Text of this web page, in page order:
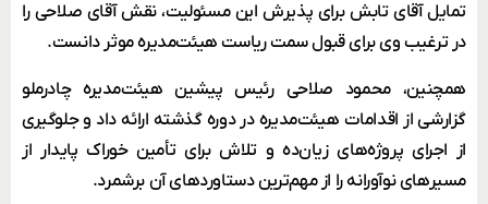
تمایل آقای تابش برای پذیرش این مسئولیت، نقش آقای صلاحی را
در ترغیب وی برای قبول سمت ریاست هیئت‌مدیره موثر دانست.
همچنین، محمود صلاحی رئیس پیشین هیئت‌مدیره چادرملو
گزارشی از اقدامات هیئت‌مدیره در دوره گذشته ارائه داد و جلوگیری
از اجرای پروژه‌های زیان‌ده و تلاش برای تأمین خوراک پایدار از
مسیرهای نوآورانه را از مهم‌ترین دستاوردهای آن برشمرد.